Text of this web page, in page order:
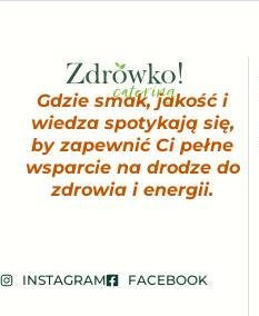
Gdzie smak, jakość i
wiedza spotykają się,
by zapewnić Ci pełne
wsparcie na drodze do
zdrowia i energii.
INSTAGRAM FACEBOOK